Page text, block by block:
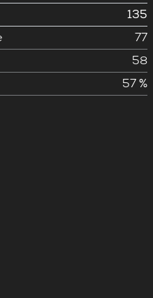
135
77
58
57 %